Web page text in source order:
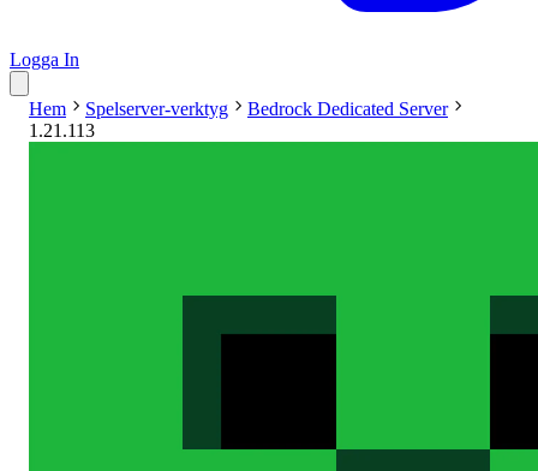
Logga In
Hem Spelserver-verktyg
Bedrock Dedicated Server
1.21.113